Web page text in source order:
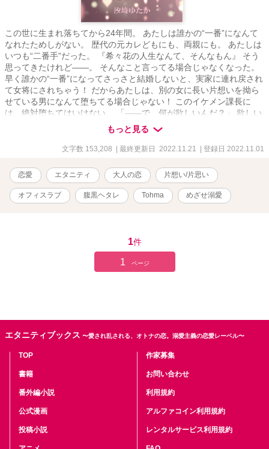
この世に生まれ落ちてから24年間。 あたしは誰かの“一番”になんて
なれたためしがない。 歴代の元カレどもにも、両親にも。 あたしは
いつも“二番手”だった。 『希々花の人生なんて、そんなもん』 そう
思ってきたけれど――。 そんなこと言ってる場合じゃなくなった。
早く誰かの“一番”になってさっさと結婚しないと、実家に連れ戻され
て女将にされちゃう！ だからあたしは、別の女に長い片想いを拗ら
せている男になんて堕ちてる場合じゃない！ このイケメン課長に
は、絶対堕ちてはいけない。 「――で、何が欲しいんだ？」 欲しい
のはあなただけ。 森 希々花―Mori Nonoka―（24） トーマビール工
場見学ツアーアテンダント２年目 不思議な関西弁を話すが、素にな
ると博多弁に 実家は博多の老舗料亭【森乃や】 × 結城 晶人
先輩アテンダントを想っている。 ＊＊＊＊＊＊＊＊＊＊ ▶Attention
※本作は『あいにくですが、エリート御曹司の蜜愛はお受けいたし
かねます。』のスピンオフ作品となっております。 本作だけでもお
楽しみいただけますが、『あい蜜』のネタバレを含んでおりますの
表紙はイラストAC様からお借りした画像を編集いたしております。
※この物語はフィクションです。登場する人物・団体・名称等は架
空であり、実在のものとは関係ありません。 ※他サイトからの転載
作品。 ※※森ちゃん＆晶人ファンの方は、読まない方がいいか
もっと見る
文字数 153,208 | 最終更新日 2022.11.21 | 登録日 2022.11.01
恋愛 エタニティ 大人の恋 片想い/片思い
オフィスラブ 腹黒ヘタレ Tohma めざせ溺愛
1件
1 ページ
エタニティブックス 〜愛され乱される、オトナの恋。溺愛主義の恋愛レーベル〜
TOP
書籍
番外編小説
公式漫画
投稿小説
作家募集
お問い合わせ
利用規約
アルファコイン利用規約
レンタルサービス利用規約